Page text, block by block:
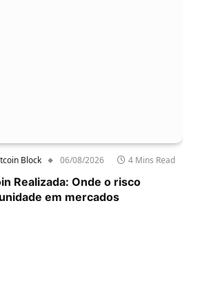
Block 06/08/2026 4 Mins Read
Realizada: Onde o risco
em mercados